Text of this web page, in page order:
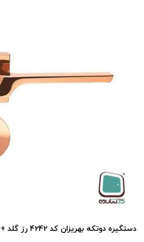
دستگيره دوتكه بهريزان كد 4242 رز گلد + قفل و سیلندر